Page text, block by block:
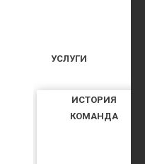
ИСТОРИЯ
КОМАНДА
УСЛУГИ